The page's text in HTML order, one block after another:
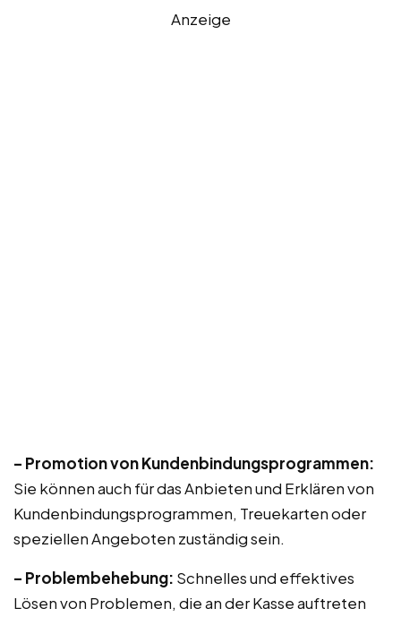
Anzeige
– Promotion von Kundenbindungsprogrammen:
Sie können auch für das Anbieten und Erklären von
Kundenbindungsprogrammen, Treuekarten oder
speziellen Angeboten zuständig sein.
– Problembehebung: Schnelles und effektives
Lösen von Problemen, die an der Kasse auftreten